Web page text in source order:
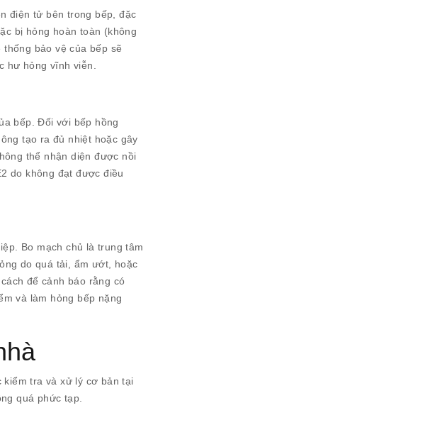
điện tử bên trong bếp, đặc
bị hỏng hoàn toàn (không
bảo vệ của bếp sẽ
hư hỏng vĩnh viễn.
bếp. Đối với bếp hồng
tạo ra đủ nhiệt hoặc gây
thể nhận diện được nồi
do không đạt được điều
Bo mạch chủ là trung tâm
do quá tải, ẩm ướt, hoặc
để cảnh báo rằng có
và làm hỏng bếp nặng
tra và xử lý cơ bản tại
quá phức tạp.